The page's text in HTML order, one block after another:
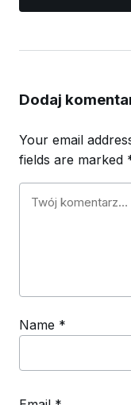
Dodaj
Your email
fields are marked
Name *